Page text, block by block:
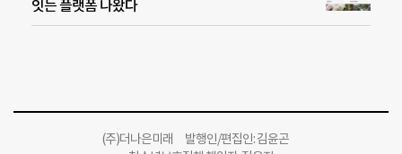
잇는 플랫폼 나왔다
(주)더나은미래 발행인/편집인: 김윤곤